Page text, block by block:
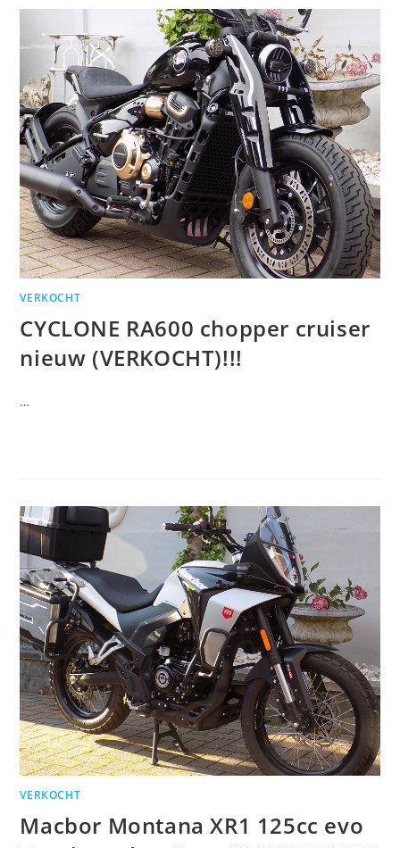
VERKOCHT
CYCLONE RA600 chopper cruiser
nieuw (VERKOCHT)!!!
…
VERKOCHT
Macbor Montana XR1 125cc evo